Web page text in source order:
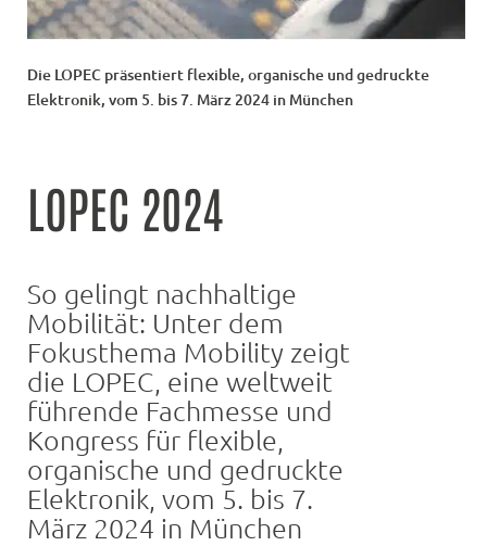
Die LOPEC präsentiert flexible, organische und gedruckte
Elektronik, vom 5. bis 7. März 2024 in München
LOPEC 2024
So gelingt nachhaltige
Mobilität: Unter dem
Fokusthema Mobility zeigt
die LOPEC, eine weltweit
führende Fachmesse und
Kongress für flexible,
organische und gedruckte
Elektronik, vom 5. bis 7.
März 2024 in München